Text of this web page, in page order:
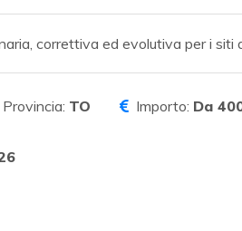
correttiva ed evolutiva per i siti
Provincia: TO Importo: Da